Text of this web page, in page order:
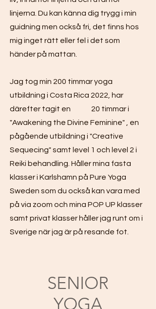
linjerna. Du kan känna dig trygg i min
guidning men också fri, det finns hos
mig inget rätt eller fel i det som
händer på mattan.
Jag tog min 200 timmar yoga
utbildning i Costa Rica 2022, har
därefter tagit en 20 timmar i
"Awakening the Divine Feminine" , en
pågående utbildning i "Creative
Sequecing" samt level 1 och level 2 i
Reiki behandling. Håller mina fasta
klasser i Karlshamn på Pure Yoga
Sweden som du också kan vara med
på via zoom och mina POP UP klasser
samt privat klasser håller jag runt om i
Sverige när jag är på resande fot.
SENIOR
YOGA